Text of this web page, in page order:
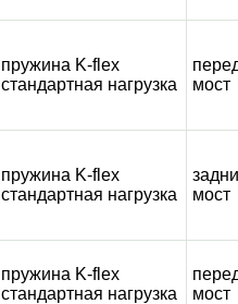
пружина K-flex
стандартная нагрузка
мост
пружина K-flex
стандартная нагрузка
мост
пружина K-flex
стандартная нагрузка
мост